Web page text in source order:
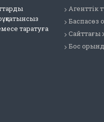
таратуға
Агенттік
Баспасөз
Сайттағы
Бос